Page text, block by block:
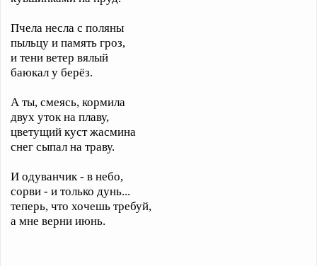
Пчела несла с поляны
пыльцу и память гроз,
и тени ветер вялый
баюкал у берёз.
А ты, смеясь, кормила
двух уток на плаву,
цветущий куст жасмина
снег сыпал на траву.
И одуванчик - в небо,
сорви - и только дунь...
теперь, что хочешь требуй,
а мне верни июнь.